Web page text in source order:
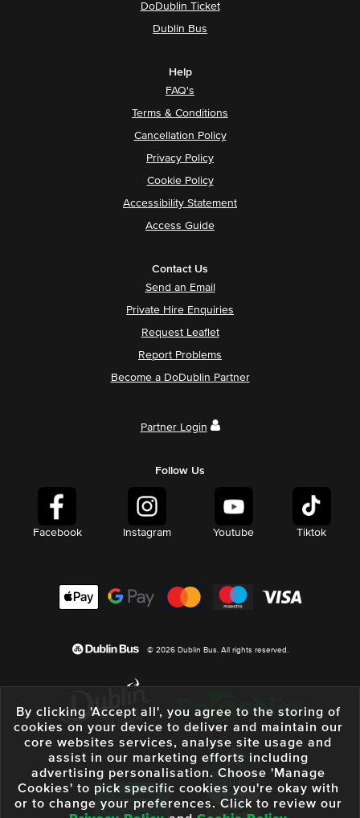
DoDublin Ticket
Dublin Bus
Help
FAQ's
Terms & Conditions
Cancellation Policy
Privacy Policy
Cookie Policy
Accessibility Statement
Access Guide
Contact Us
Send an Email
Private Hire Enquiries
Request Leaflet
Report Problems
Become a DoDublin Partner
Partner Login
Follow Us
Facebook Instagram Youtube Tiktok
© 2026 Dublin Bus. All rights reserved.
By clicking 'Accept all', you agree to the storing of
cookies on your device to deliver and maintain our
core websites services, analyse site usage and
assist in our marketing efforts including
advertising personalisation. Choose 'Manage
Cookies' to pick specific cookies you're okay with
or to change your preferences. Click to review our